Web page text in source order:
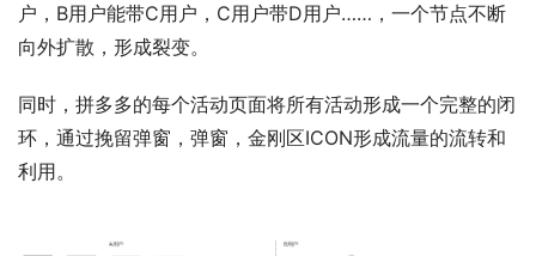
户，B用户能带C用户，C用户带D用户……，一个节点不断
向外扩散，形成裂变。
同时，拼多多的每个活动页面将所有活动形成一个完整的闭
环，通过挽留弹窗，弹窗，金刚区ICON形成流量的流转和
利用。